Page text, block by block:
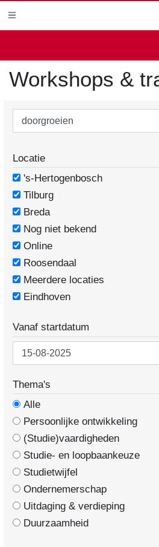
Workshops &
Locatie
's-Hertogenbosch
Tilburg
Breda
Nog niet bekend
Online
Roosendaal
Meerdere locaties
Eindhoven
Vanaf startdatum
Thema's
Alle
Persoonlijke ontwikkeling
(Studie)vaardigheden
Studie- en loopbaankeuze
Studietwijfel
Ondernemerschap
Uitdaging & verdieping
Duurzaamheid